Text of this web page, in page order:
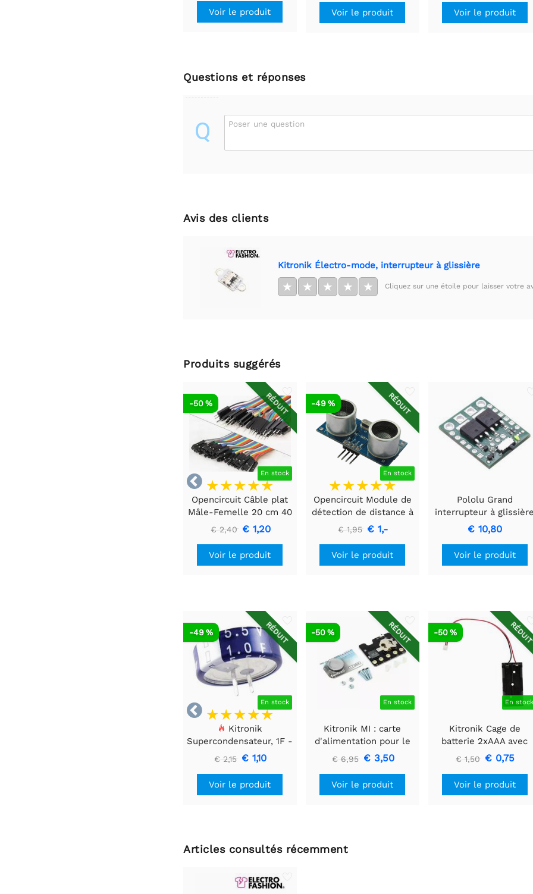
tension, LV
Voir le produit Voir le produit Voir le produit
Questions et réponses
Q Poser une question
Avis des clients
Kitronik Électro-mode, interrupteur à glissière
★ ★ ★ ★ ★ Cliquez sur une étoile pour laisser votre
Produits suggérés

RÉDUIT
En stock
-50 %
Opencircuit Câble plat
Mâle-Femelle 20 cm 40
pièces
€ 2,40 € 1,20
Voir le produit
RÉDUIT
En stock
-49 %
Opencircuit Module de
détection de distance à
ultrasons HC-SR04
€ 1,95 € 1,-
Voir le produit
Pololu Grand
interrupteur à
MOSFET avec
protection contre les
inversions de tension,
HP
€ 10,80
Voir le produit

RÉDUIT
En stock
-49 %
Kitronik
Supercondensateur, 1F -
5.5V - 1 pièce
€ 2,15 € 1,10
Voir le produit
RÉDUIT
En stock
-50 %
Kitronik MI : carte
d'alimentation pour le
BBC Microbit V2
€ 6,95 € 3,50
Voir le produit
En
-50 %
Kitronik Cage de
batterie 2xAAA avec
connecteur JST
€ 1,50 € 0,75
Voir le produit
Articles consultés récemment